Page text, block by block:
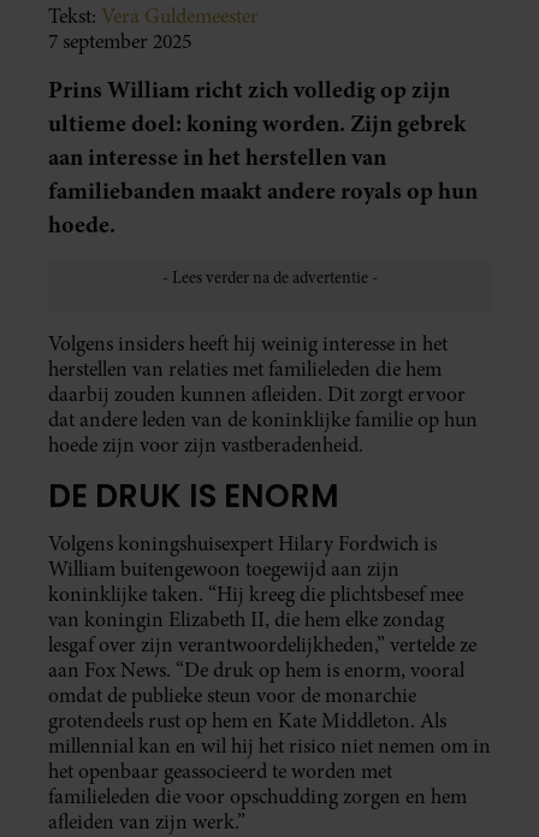
Tekst: Vera Guldemeester
7 september 2025
Prins William richt zich volledig op zijn
ultieme doel: koning worden. Zijn gebrek
aan interesse in het herstellen van
familiebanden maakt andere royals op hun
hoede.
Volgens insiders heeft hij weinig interesse in het
herstellen van relaties met familieleden die hem
daarbij zouden kunnen afleiden. Dit zorgt ervoor
dat andere leden van de koninklijke familie op hun
hoede zijn voor zijn vastberadenheid.
DE DRUK IS ENORM
Volgens koningshuisexpert Hilary Fordwich is
William buitengewoon toegewijd aan zijn
koninklijke taken. “Hij kreeg die plichtsbesef mee
van koningin Elizabeth II, die hem elke zondag
lesgaf over zijn verantwoordelijkheden,” vertelde ze
aan Fox News. “De druk op hem is enorm, vooral
omdat de publieke steun voor de monarchie
grotendeels rust op hem en Kate Middleton. Als
millennial kan en wil hij het risico niet nemen om in
het openbaar geassocieerd te worden met
familieleden die voor opschudding zorgen en hem
afleiden van zijn werk.”